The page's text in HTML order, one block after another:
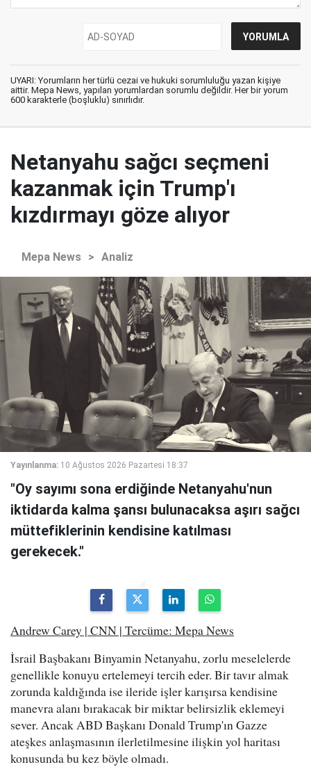
UYARI: Yorumların her türlü cezai ve hukuki sorumluluğu yazan kişiye
aittir. Mepa News, yapılan yorumlardan sorumlu değildir. Her bir yorum
600 karakterle (boşluklu) sınırlıdır.
Netanyahu sağcı seçmeni
kazanmak için Trump'ı
kızdırmayı göze alıyor
Mepa News > Analiz
Yayınlanma: 10 Ağustos 2026 Pazartesi 18:37
"Oy sayımı sona erdiğinde Netanyahu'nun
iktidarda kalma şansı bulunacaksa aşırı sağcı
müttefiklerinin kendisine katılması
gerekecek."
Andrew Carey | CNN | Tercüme: Mepa News
İsrail Başbakanı Binyamin Netanyahu, zorlu meselelerde
genellikle konuyu ertelemeyi tercih eder. Bir tavır almak
zorunda kaldığında ise ileride işler karışırsa kendisine
manevra alanı bırakacak bir miktar belirsizlik eklemeyi
sever. Ancak ABD Başkanı Donald Trump'ın Gazze
ateşkes anlaşmasının ilerletilmesine ilişkin yol haritası
konusunda bu kez böyle olmadı.